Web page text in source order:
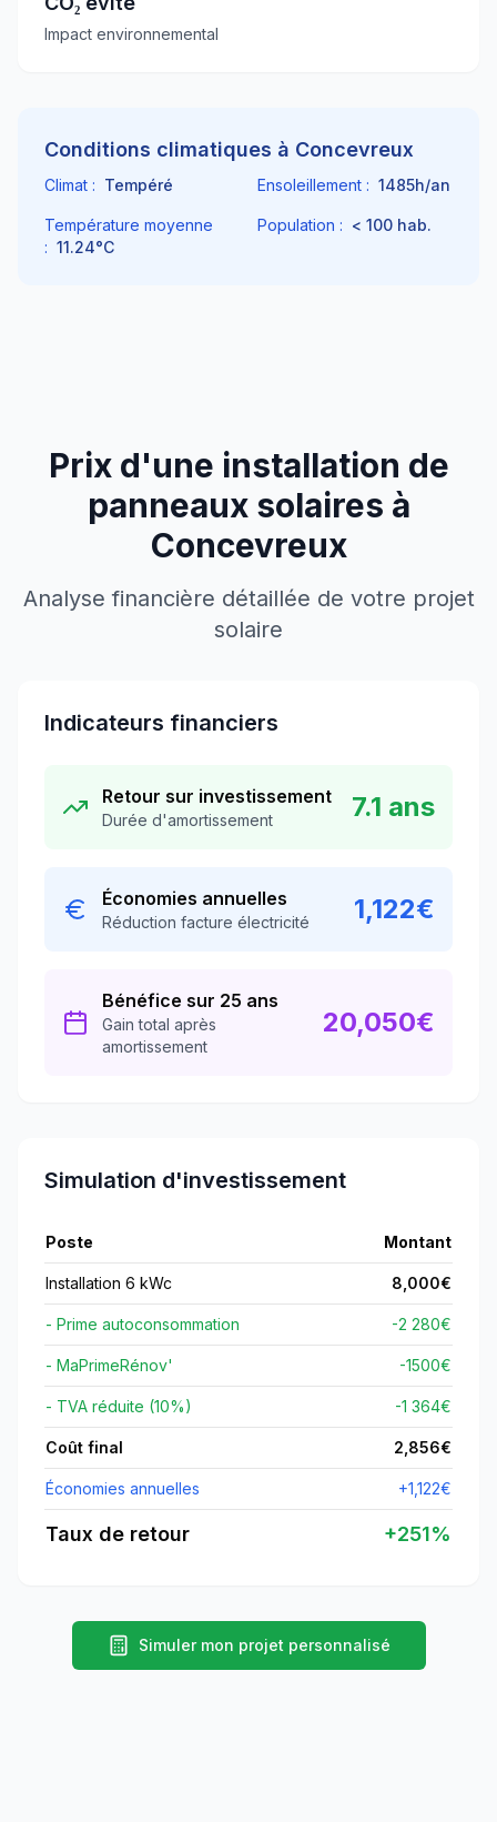
Impact environnemental
Conditions climatiques à Concevreux
Climat : Tempéré Ensoleillement : 1485h/an
Température moyenne
: 11.24°C
Population : < 100 hab.
Prix d'une installation de
panneaux solaires à
Concevreux
Analyse financière détaillée de votre projet
solaire
Indicateurs financiers
Retour sur investissement
Durée d'amortissement 7.1 ans
Économies annuelles
Réduction facture électricité 1,122€
Bénéfice sur 25 ans
Gain total après
amortissement
20,050€
Simulation d'investissement
Poste Montant
Installation 6 kWc 8,000€
- Prime autoconsommation -2 280€
- MaPrimeRénov' -1500€
- TVA réduite (10%) -1 364€
Coût final 2,856€
Économies annuelles +1,122€
Taux de retour +251%
Simuler mon projet personnalisé